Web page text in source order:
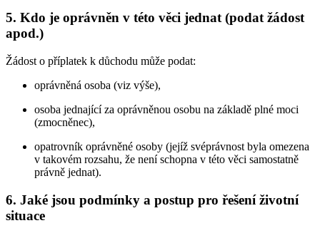
5. Kdo je oprávněn v této věci jednat (podat žádost
apod.)
Žádost o příplatek k důchodu může podat:
oprávněná osoba (viz výše),
osoba jednající za oprávněnou osobu na základě plné moci
(zmocněnec),
opatrovník oprávněné osoby (jejíž svéprávnost byla omezena
v takovém rozsahu, že není schopna v této věci samostatně
právně jednat).
6. Jaké jsou podmínky a postup pro řešení životní
situace